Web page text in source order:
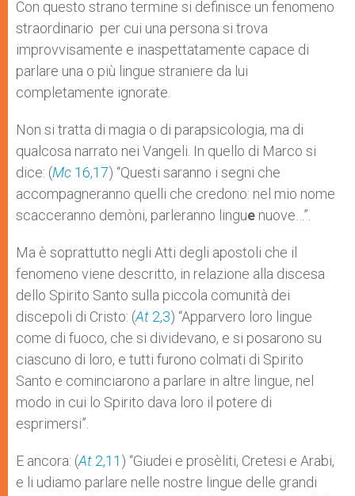
p e
r
k
Con questo strano termine si definisce un fenomeno
straordinario per cui una persona si trova
improvvisamente e inaspettatamente capace di
parlare una o più lingue straniere da lui
completamente ignorate.
Non si tratta di magia o di parapsicologia, ma di
qualcosa narrato nei Vangeli. In quello di Marco si
dice: (Mc 16,17) “Questi saranno i segni che
accompagneranno quelli che credono: nel mio nome
scacceranno demòni, parleranno lingue nuove…”.
Ma è soprattutto negli Atti degli apostoli che il
fenomeno viene descritto, in relazione alla discesa
dello Spirito Santo sulla piccola comunità dei
discepoli di Cristo: (At 2,3) “Apparvero loro lingue
come di fuoco, che si dividevano, e si posarono su
ciascuno di loro, e tutti furono colmati di Spirito
Santo e cominciarono a parlare in altre lingue, nel
modo in cui lo Spirito dava loro il potere di
esprimersi”.
E ancora: (At 2,11 ) “Giudei e prosèliti, Cretesi e Arabi,
e li udiamo parlare nelle nostre lingue delle grandi